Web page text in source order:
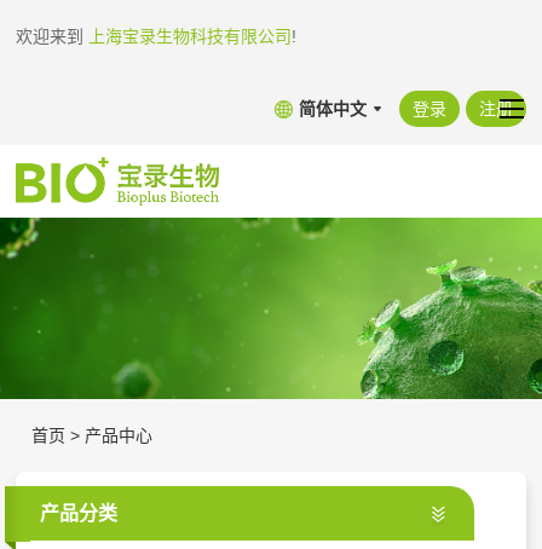
欢迎来到 上海宝录生物科技有限公司!
简体中文 登录 注册
首页 > 产品中心
产品分类